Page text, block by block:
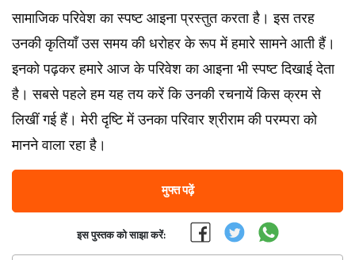
सामाजिक परिवेश का स्पष्ट आइना प्रस्तुत करता है। इस तरह
उनकी कृतियाँ उस समय की धरोहर के रूप में हमारे सामने आती हैं।
इनको पढ़कर हमारे आज के परिवेश का आइना भी स्पष्ट दिखाई देता
है। सबसे पहले हम यह तय करें कि उनकी रचनायें किस क्रम से
लिखीं गई हैं। मेरी दृष्टि में उनका परिवार श्रीराम की परम्परा को
मानने वाला रहा है।
मुफ्त पढ़ें
इस पुस्तक को साझा करें: